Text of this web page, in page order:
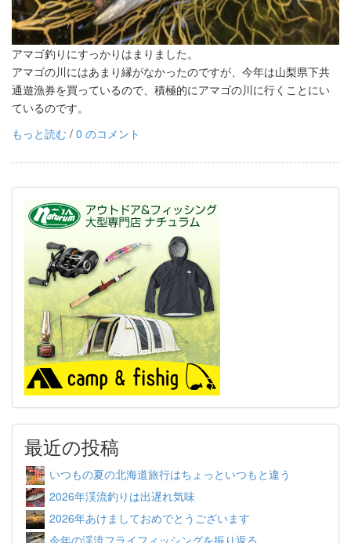
アマゴ釣りにすっかりはまりました。
アマゴの川にはあまり縁がなかったのですが、今年は山梨県下共
通遊漁券を買っているので、積極的にアマゴの川に行くことにい
ているのです。
もっと読む / 0 のコメント
最近の投稿
いつもの夏の北海道旅行はちょっといつもと違う
2026年渓流釣りは出遅れ気味
2026年あけましておめでとうございます
今年の渓流フライフィッシングを振り返る